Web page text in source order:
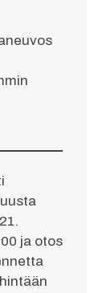
ja otos